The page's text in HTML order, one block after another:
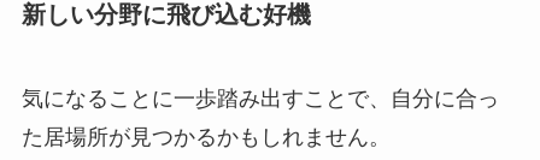
新しい分野に飛び込む好機
気になることに一歩踏み出すことで、自分に合っ
た居場所が見つかるかもしれません。